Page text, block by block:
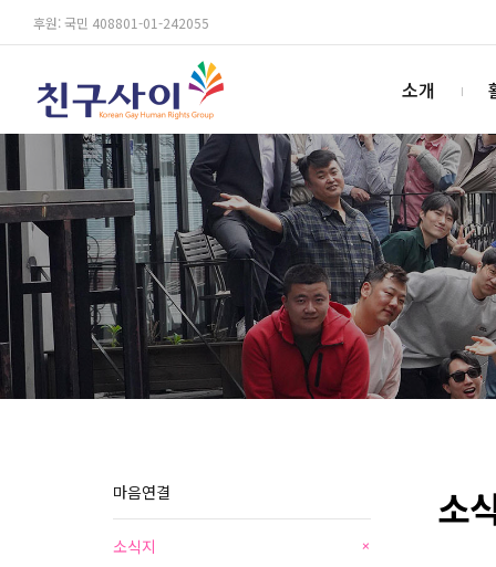
후원: 국민 408801-01-242055
소개
마음연결
소식지 +
소